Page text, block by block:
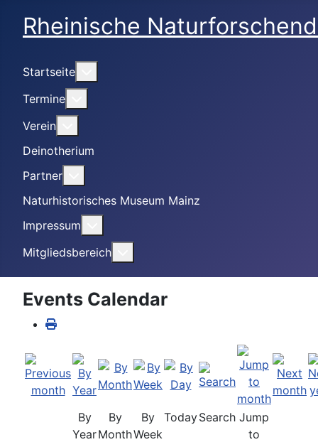
Rheinische
Startseite
Termine
Verein
Deinotherium
Partner
Naturhistorisches Museum Mainz
Impressum
Mitgliedsbereich
Events Calendar
By
Year
By
Month
By
Week
TodaySearch Jump
to